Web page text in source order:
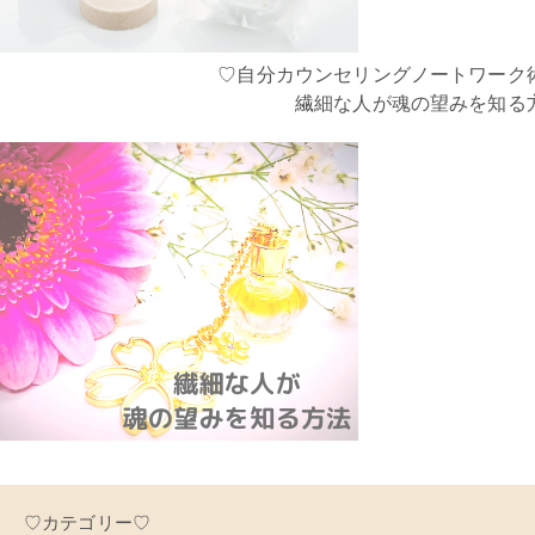
♡自分カウンセリングノートワーク
繊細な人が魂の望みを知る
♡カテゴリー♡